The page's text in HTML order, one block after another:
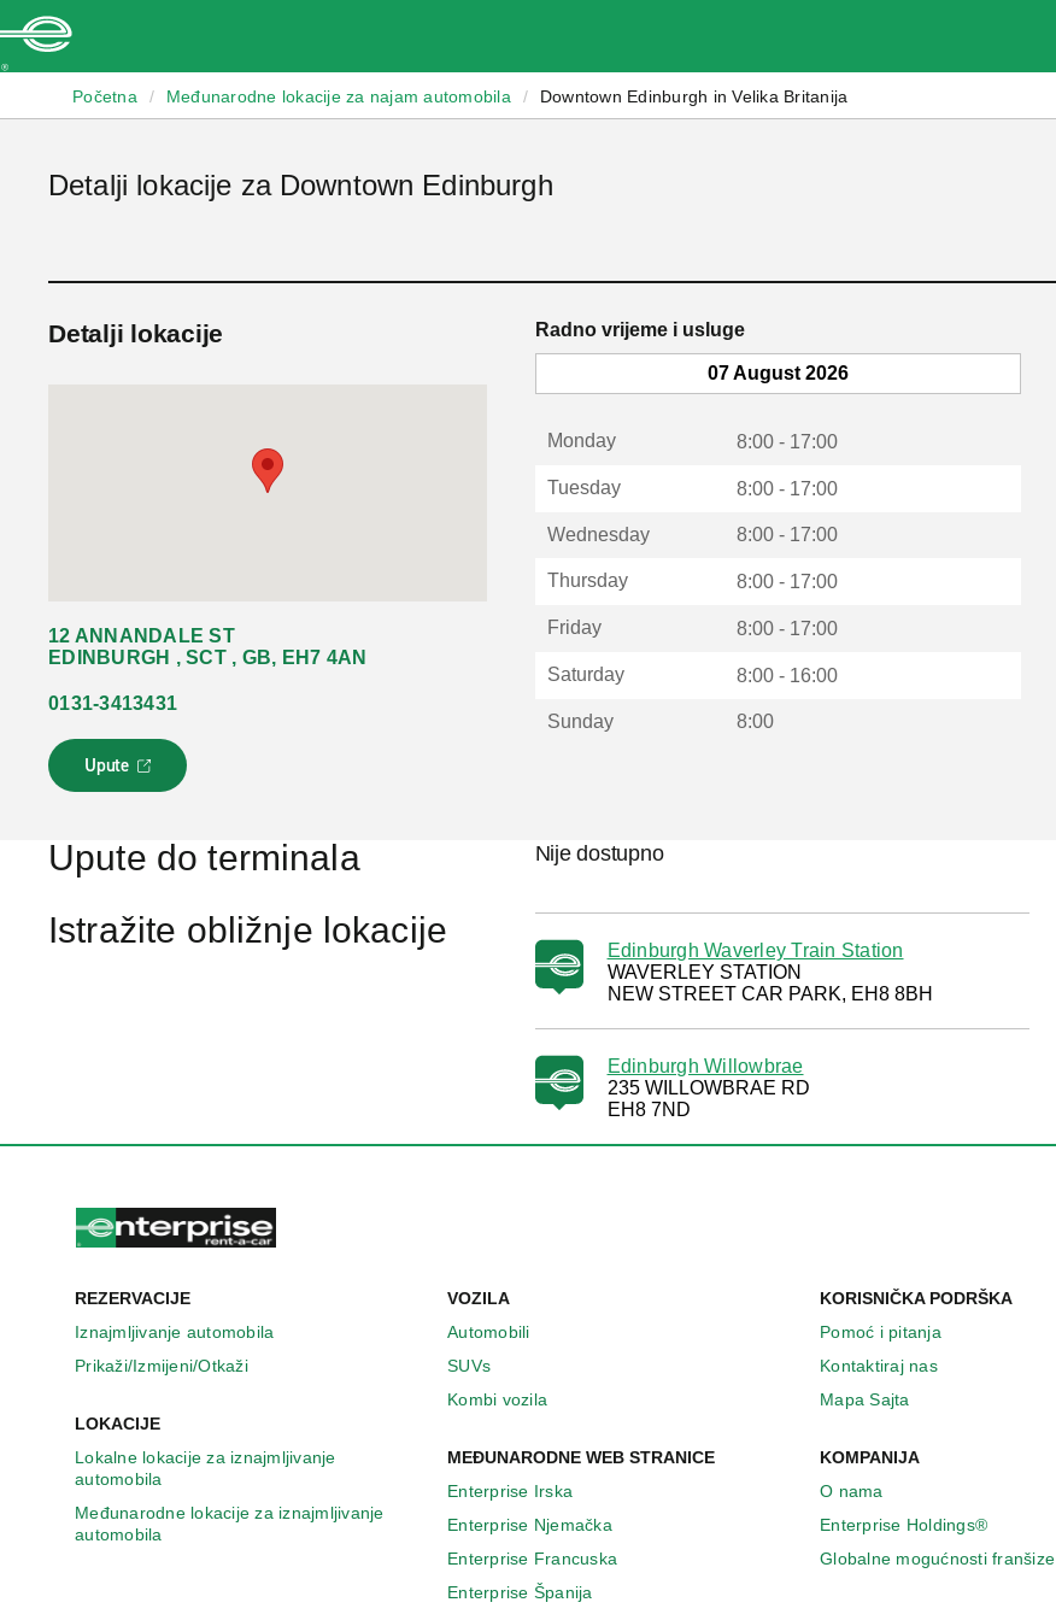
Početna / Međunarodne lokacije za najam automobila / Downtown Edinburgh in Velika Britanija
Detalji lokacije za Downtown Edinburgh
Detalji lokacije
12 ANNANDALE ST
EDINBURGH , SCT , GB, EH7 4AN
0131-3413431
Upute
L
i
s
o
t
p
r
o
o
r
Radno vrijeme i usluge
07 August 2026
Monday 8:00 - 17:00
Tuesday 8:00 - 17:00
Wednesday 8:00 - 17:00
Thursday 8:00 - 17:00
Friday 8:00 - 17:00
Saturday 8:00 - 16:00
Sunday 8:00
Upute do terminala Nije dostupno
Istražite obližnje lokacije
Edinburgh Waverley Train Station
WAVERLEY STATION
NEW STREET CAR PARK, EH8 8BH
Edinburgh Willowbrae
235 WILLOWBRAE RD
EH8 7ND
REZERVACIJE
Iznajmljivanje automobila
Prikaži/Izmijeni/Otkaži
LOKACIJE
Lokalne lokacije za iznajmljivanje
automobila
Međunarodne lokacije za iznajmljivanje
automobila
VOZILA
Automobili
SUVs
Kombi vozila
MEĐUNARODNE WEB STRANICE
Enterprise Irska
Enterprise Njemačka
Enterprise Francuska
Enterprise Španija
KORISNIČKA PODRŠKA
Pomoć i pitanja
Kontaktiraj nas
Mapa Sajta
KOMPANIJA
O nama
Enterprise Holdings®
Globalne mogućnosti franšize